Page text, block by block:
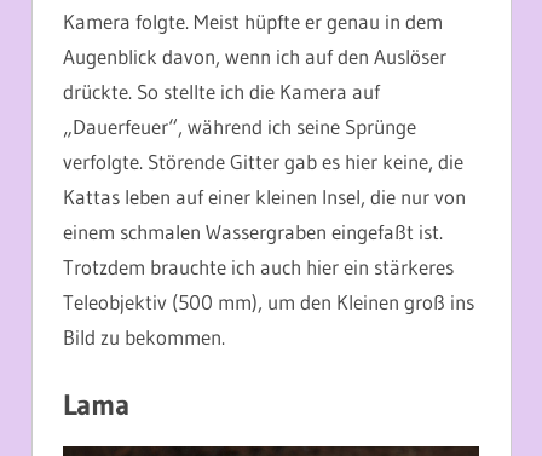
Kamera folgte. Meist hüpfte er genau in dem
Augenblick davon, wenn ich auf den Auslöser
drückte. So stellte ich die Kamera auf
„Dauerfeuer“, während ich seine Sprünge
verfolgte. Störende Gitter gab es hier keine, die
Kattas leben auf einer kleinen Insel, die nur von
einem schmalen Wassergraben eingefaßt ist.
Trotzdem brauchte ich auch hier ein stärkeres
Teleobjektiv (500 mm), um den Kleinen groß ins
Bild zu bekommen.
Lama